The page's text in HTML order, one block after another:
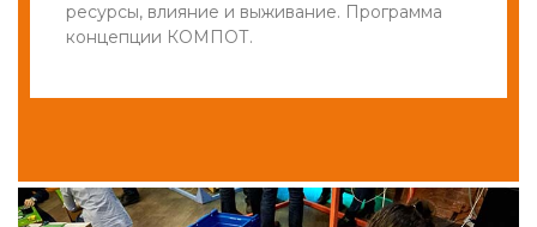
ресурсы, влияние и выживание. Программа
концепции КОМПОТ.